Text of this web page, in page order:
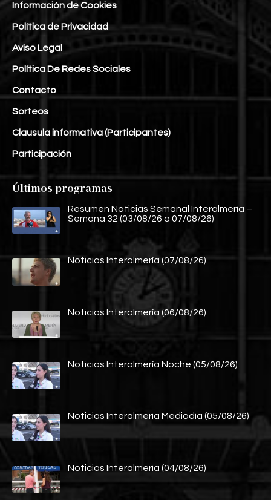
Información de Cookies
Política de Privacidad
Aviso Legal
Política De Redes Sociales
Contacto
Sorteos
Clausula informativa (Participantes)
Participación
Últimos programas
Resumen Noticias Semanal Interalmería –
Semana 32 (03/08/26 a 07/08/26)
Noticias Interalmería (07/08/26)
Noticias Interalmería (06/08/26)
Noticias Interalmería Noche (05/08/26)
Noticias Interalmería Mediodía (05/08/26)
Noticias Interalmería (04/08/26)